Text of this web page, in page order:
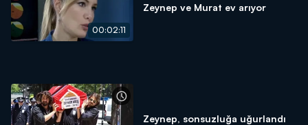
00:02:11
Zeynep ve Murat ev arıyor
Zeynep, sonsuzluğa uğurlandı